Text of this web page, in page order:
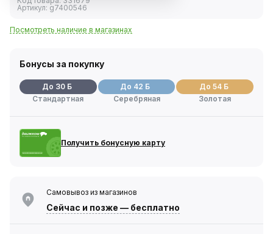
Артикул: g7400546
Посмотреть наличие в магазинах
Бонусы за покупку
До 30 Б
Стандартная
До 42 Б
Серебряная
До 54 Б
Золотая
Получить бонусную карту
Самовывоз из магазинов
Сейчас и позже — бесплатно